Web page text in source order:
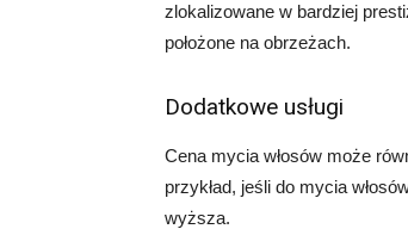
zlokalizowane w bardziej
położone na obrzeżach.
Dodatkowe usługi
Cena mycia włosów może
przykład, jeśli do mycia
wyższa.